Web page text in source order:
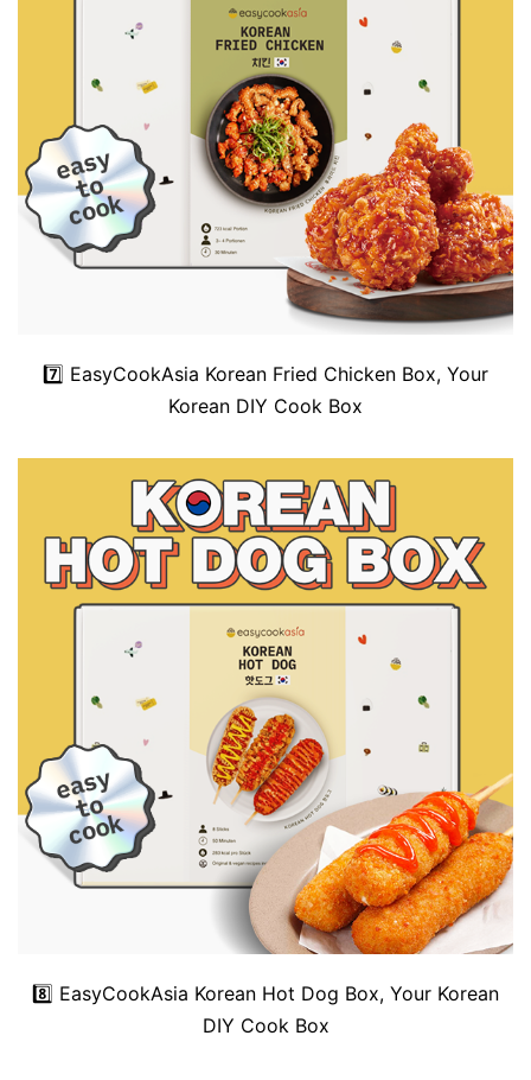
7️⃣ EasyCookAsia Korean Fried Chicken Box, Your
Korean DIY Cook Box
8️⃣ EasyCookAsia Korean Hot Dog Box, Your Korean
DIY Cook Box